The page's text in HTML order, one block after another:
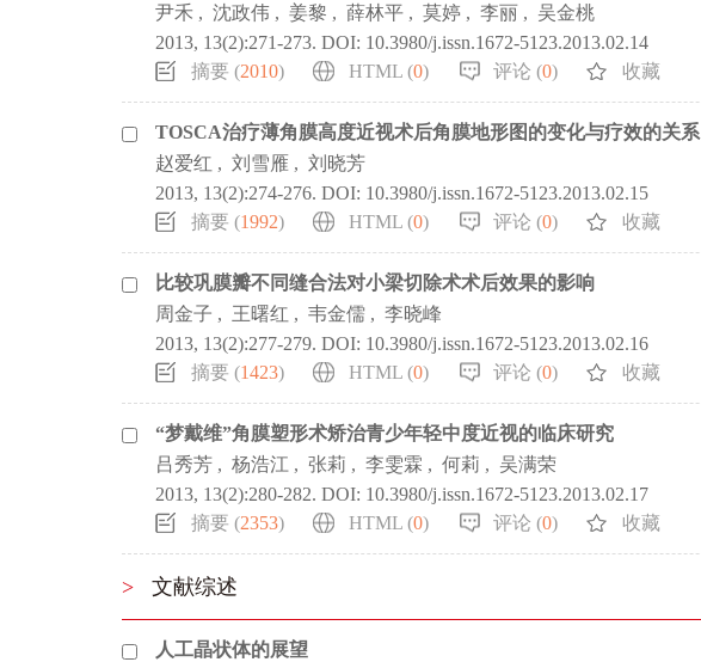
尹禾 , 沈政伟 , 姜黎 , 薛林平 , 莫婷 , 李丽 , 吴金桃
2013, 13(2):271-273. DOI: 10.3980/j.issn.1672-5123.2013.02.14
摘要 (2010) HTML (0) 评论 (0) 收藏
TOSCA治疗薄角膜高度近视术后角膜地形图的变化与疗效的关系
赵爱红 , 刘雪雁 , 刘晓芳
2013, 13(2):274-276. DOI: 10.3980/j.issn.1672-5123.2013.02.15
摘要 (1992) HTML (0) 评论 (0) 收藏
比较巩膜瓣不同缝合法对小梁切除术术后效果的影响
周金子 , 王曙红 , 韦金儒 , 李晓峰
2013, 13(2):277-279. DOI: 10.3980/j.issn.1672-5123.2013.02.16
摘要 (1423) HTML (0) 评论 (0) 收藏
“梦戴维”角膜塑形术矫治青少年轻中度近视的临床研究
吕秀芳 , 杨浩江 , 张莉 , 李雯霖 , 何莉 , 吴满荣
2013, 13(2):280-282. DOI: 10.3980/j.issn.1672-5123.2013.02.17
摘要 (2353) HTML (0) 评论 (0) 收藏
> 文献综述
人工晶状体的展望